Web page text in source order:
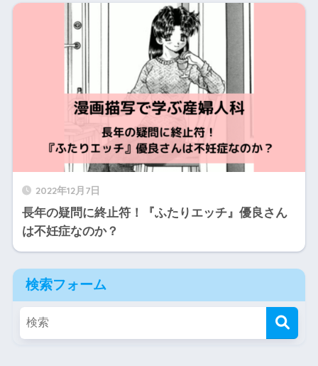
2022年12月7日
長年の疑問に終止符！『ふたりエッチ』優良さん
は不妊症なのか？
検索フォーム